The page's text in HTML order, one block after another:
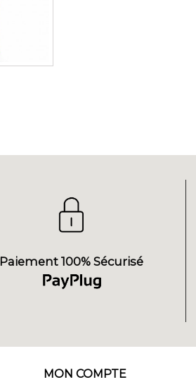
Paiement 100% Sécurisé
MON COMPTE